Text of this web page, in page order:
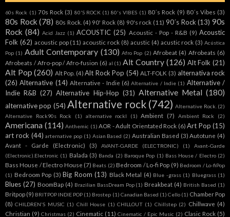
60s Rock (1) 70s Rock (3) 80'S ROCK (1) 80's VIBES (1) 80´s Rock (9) 80´s Vibes (3)
80s Rock (78) 80s Rock. (4) 90' Rock (8) 90's rock (11) 90´s Rock (13) 90s
Rock (84) Acid Jazz (1) ACOUSTIC (25) Acoustic - Pop - R&B (9) Acoustic
Folk (62) acoustic pop (11) acoustic rock (8) acustic (4) acustic rock (3) Acústica
Pop (1) Adult Contemporary (130) Afro Pop (2) Afrobeat (4) Afrobeats (6)
Afrobeats / Afro-pop / Afro-fusion (6) al (1) Alt Country (126) Alt Folk (21)
Alt Pop (260) Alt Pop. (4) Alt Rock Pop (54) ALT-FOLK (3) alternativa rock
(26) Alternative (14) Alternative - Indie (6) Alternative / Indie (1) Alternative /
Indie R&B (27) Alternative Hip-Hop (31) Alternative Metal (180)
alternative pop (54) Alternative rock (742) Alternative Rock. (2)
Alternative Rock90s Rock
(1) alternative rockl (1) Ambient (7) Ambient Rock (2)
Americana (114) Anthemic (1) AOR - Adult Orientated Rock (6) Art Pop (15)
art rock (44) arternative pop (1) Asian Based (2) Australian Based (3) Autotune (4)
Avant - Garde (Electronic)
(3) AVANT-GARDE (ELECTRONIC) (1)
Avant-Garde
(Electronic).Electronic (1) Balada (3) Banda (2) Baroque Pop (1) Bass House / Electro (2)
Bass House / Electro House (7) Beats (2) Bedroom / Lo-fi Pop (9) Bedroom / Lo-fiPop
(1) Bedroom Pop (3) Big Room (13) Black Metal (4) Blue -grass (1) Bluegrass (1)
Blues (27) BoomBap (4) Brazilian BassDream Pop (1) Breakbeat (4) British Based (1)
Britpop (9) BRITPOP INDIE POP (1) Brostep (1) Canadian Based (1) Cello (1) Chamber Pop
(8) CHILDREN'S MUSIC (1) Chill House (1) CHILLOUT (1) Chillstep (2) Chillwave (4)
Christian (9) Christmas (2) Cinematic (11) Cinematic / Epic Music (2) Clasic Rock (5)